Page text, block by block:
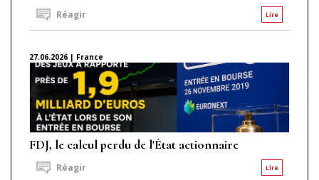
Lire
Réagir
27.06.2026 | France
FDJ, le calcul perdu de l'État actionnaire
Lire
Réagir